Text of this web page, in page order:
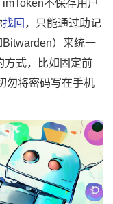
不保存用户
找回 ，只能通过助记
）来统一
方式，比如固定前
勿将密码写在手机